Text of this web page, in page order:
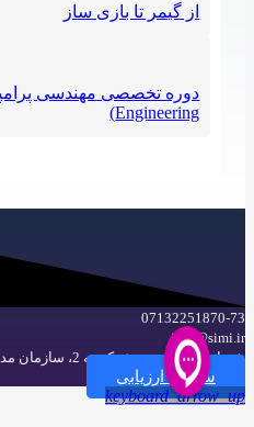
از گیمر تا بازی ساز
Engineering)
07132251870-73
info@simi.ir
شیراز، بلوار ارم، نبش کوچه 2، سازمان مدیریت صنعتی نمایندگی فارس
سامانه ارزیابی
keyboard_arrow_up